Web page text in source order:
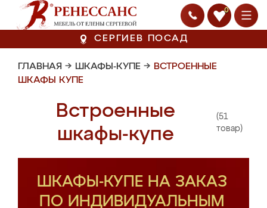
0
СЕРГИЕВ ПОСАД
ГЛАВНАЯ → ШКАФЫ-КУПЕ → ВСТРОЕННЫЕ
ШКАФЫ КУПЕ
Встроенные
шкафы-купе
(51
товар)
ШКАФЫ-КУПЕ НА ЗАКАЗ
ПО ИНДИВИДУАЛЬНЫМ